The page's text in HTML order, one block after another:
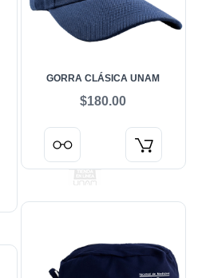
GORRA CLÁSICA UNAM
$180.00